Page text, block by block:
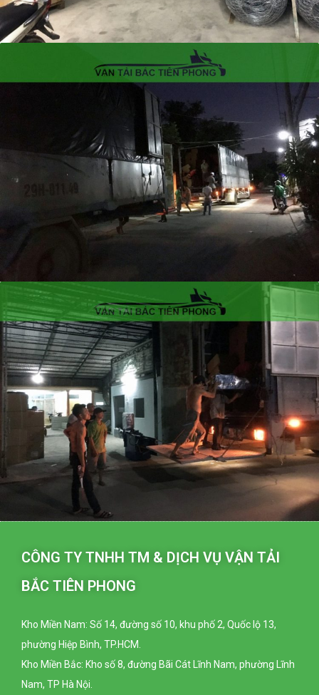
CÔNG TY TNHH TM & DỊCH VỤ VẬN TẢI
BẮC TIÊN PHONG
Kho Miền Nam: Số 14, đường số 10, khu phố 2, Quốc lộ 13,
phường Hiệp Bình, TP.HCM.
Kho Miền Bắc: Kho số 8, đường Bãi Cát Lĩnh Nam, phường Lĩnh
Nam, TP Hà Nội.